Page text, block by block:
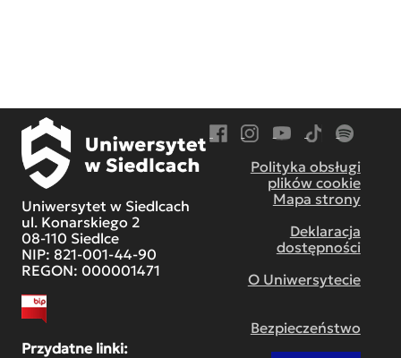
Uniwersytet w Siedlcach
ul. Konarskiego 2
08-110 Siedlce
NIP: 821-001-44-90
REGON: 000001471
Przydatne linki:
Polityka obsługi
plików cookie
Mapa strony
Deklaracja
dostępności
O Uniwersytecie
Bezpieczeństwo